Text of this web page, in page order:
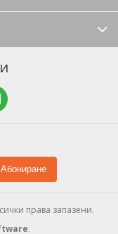
Абониране
права запазени.
.